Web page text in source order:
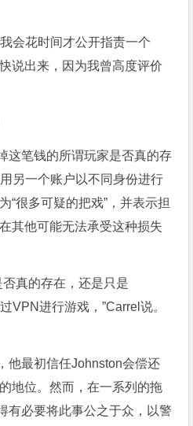
会花时间才公开指责一个
说出来，因为我曾高度评价
这笔钱的所谓玩家是否真的存
另一个账户以不同身份进行
“很多可疑的把戏”，并表示担
其他可能无法承受这种损失
真的存在，还是只是
VPN进行游戏，”Carrel说。
他最初信任Johnston会偿还
地位。然而，在一系列的拖
有必要将此事公之于众，以警